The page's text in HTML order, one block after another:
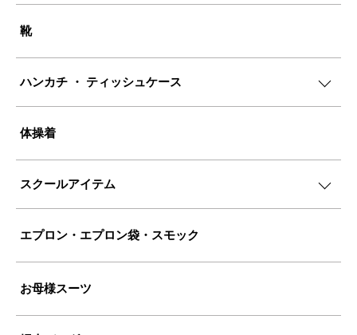
靴
ハンカチ ・ ティッシュケース
体操着
スクールアイテム
エプロン・エプロン袋・スモック
お母様スーツ